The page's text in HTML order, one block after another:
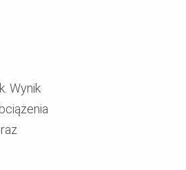
Wynik